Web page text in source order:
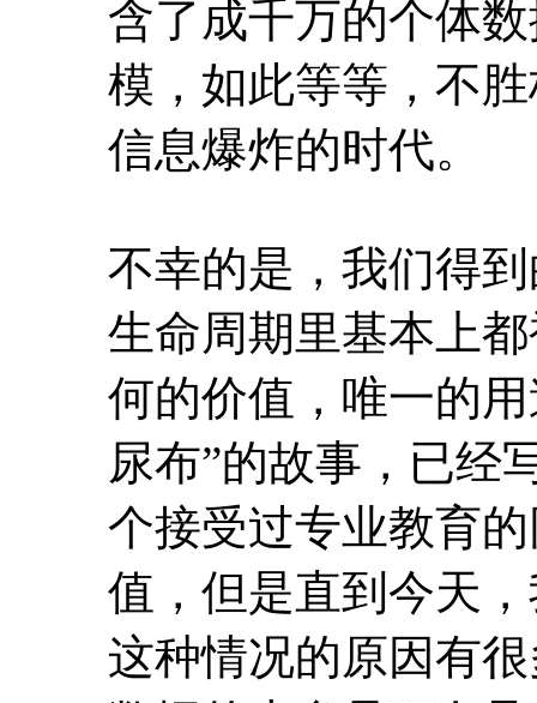
不幸的是，我们得
生命周期里基本上
何的价值，唯一的
个接受过专业教育
值，但是直到今天
这种情况的原因有
数据的大多是IT人
和知识基础去进行
人员也鲜有对数据
（包括Hadoop，